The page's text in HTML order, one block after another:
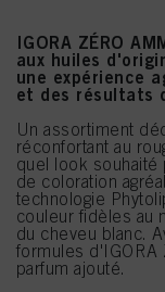
IGORA ZÉRO
aux huiles
une expérience
et des résultats
Un assortiment
réconfortant au
quel look souhaité
de coloration
technologie
couleur fidèles au
du cheveu blanc.
formules d'IGORA
parfum ajouté.